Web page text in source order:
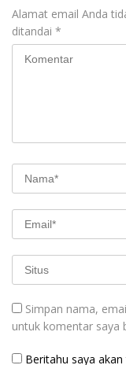
Alamat email Anda
ditandai *
Simpan nama,
untuk komentar saya
Beritahu saya